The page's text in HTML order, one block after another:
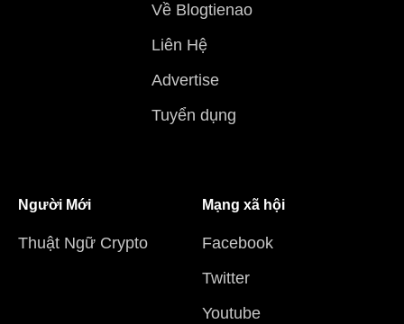
Về Blogtienao
Liên Hệ
Advertise
Tuyển dụng
Người Mới
Thuật Ngữ Crypto
Mạng xã hội
Facebook
Twitter
Youtube